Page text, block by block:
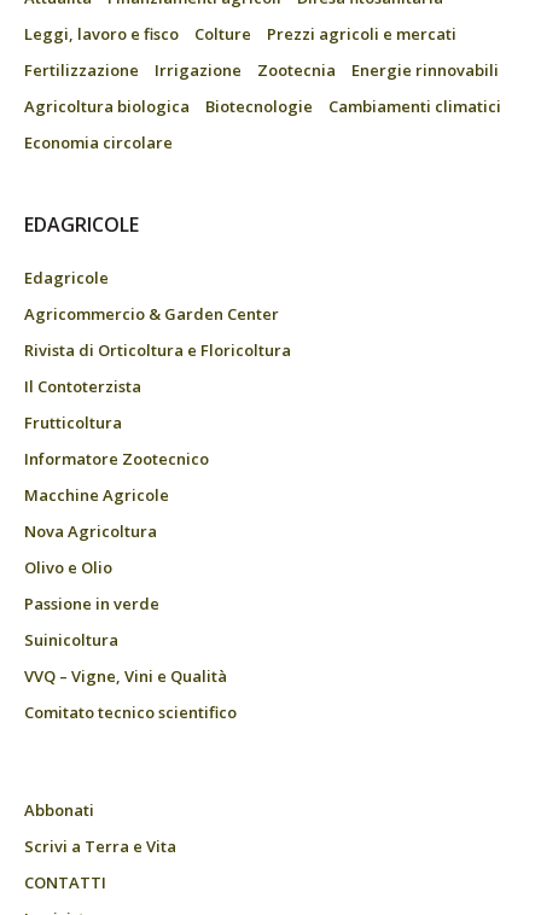
Leggi, lavoro e fisco
Colture
Prezzi agricoli e mercati
Fertilizzazione
Irrigazione Zootecnia
Energie rinnovabili
Agricoltura biologica
Biotecnologie
Cambiamenti climatici
Economia circolare
EDAGRICOLE
Edagricole
Agricommercio & Garden Center
Rivista di Orticoltura e Floricoltura
Il Contoterzista
Frutticoltura
Informatore Zootecnico
Macchine Agricole
Nova Agricoltura
Olivo e Olio
Passione in verde
Suinicoltura
VVQ – Vigne, Vini e Qualità
Comitato tecnico scientifico
Abbonati
Scrivi a Terra e Vita
CONTATTI